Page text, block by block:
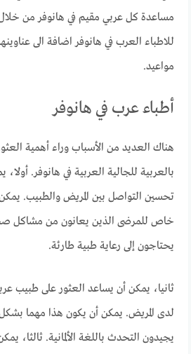
مساعدة كل عربي مقيم في هانوفر من خلال
للاطباء العرب في هانوفر اضافة الى
مواعيد.
أطباء عرب في هانوفر
هناك العديد من الأسباب وراء أهمية
بالعربية للجالية العربية في هانوفر.
تحسين التواصل بين المريض والطبيب.
خاص للمرضى الذين يعانون من مشاكل
يحتاجون إلى رعاية طبية طارئة.
ثانيا، يمكن أن يساعد العثور على طبيب
لدى المريض. يمكن أن يكون هذا مهما
يجيدون التحدث باللغة الألمانية. ثالثا،